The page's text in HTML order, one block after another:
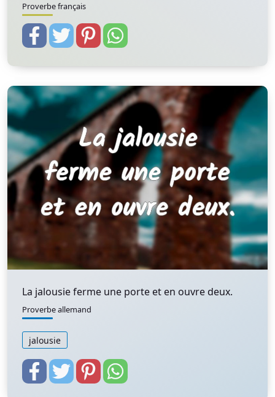
Proverbe français
La jalousie ferme une porte et en ouvre deux.
Proverbe allemand
jalousie